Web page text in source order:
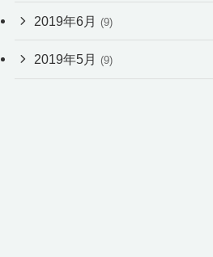
2019年6月 (9)
2019年5月 (9)